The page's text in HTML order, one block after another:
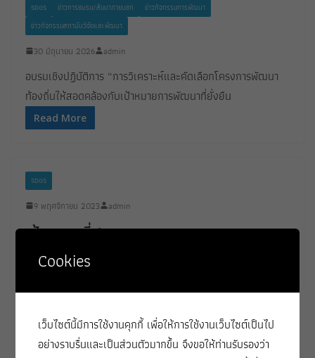
SDGS ข่าวการอบรม/สัมนาภายนอก
ข่าวกิจกรรมการพัฒนา
ข่าวกิจกรรมสถาบันวิจัยและพัฒนา
30 มิถุนายน 2026 admin
อบรมเชิงปฏิบัติการ “การวิเคราะห์และคัดเลือกโครงการพัฒนา
ท้องถิ่นให้สอดคล้องกับเป้าหมายการพัฒนาที่ยั่งยืน
Read More
SDGS
9 พฤศจิกายน 2023 admin
เป้าหมายที่ 1
เป้าหมายที่ 1 Read More
Cookies
เว็บไซต์นี้มีการใช้งานคุกกี้ เพื่อให้การใช้งานเว็บไซต์เป็นไป
อย่างราบรื่นและเป็นส่วนตัวมากขึ้น จึงขอให้ท่านรับรองว่า